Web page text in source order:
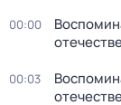
00:00
00:03